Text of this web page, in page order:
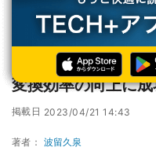
TECH+ テクノロジー
サイ
東工大、酸化物熱電材料への水
東工大、酸化物熱
変換効率の向上に
掲載日 2023/04/21 14:43
著者： 波留久泉